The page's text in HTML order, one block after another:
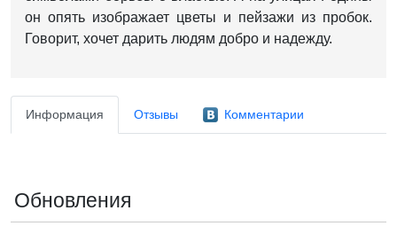
он опять изображает цветы и пейзажи из пробок.
Говорит, хочет дарить людям добро и надежду.
Информация Отзывы Комментарии
Обновления